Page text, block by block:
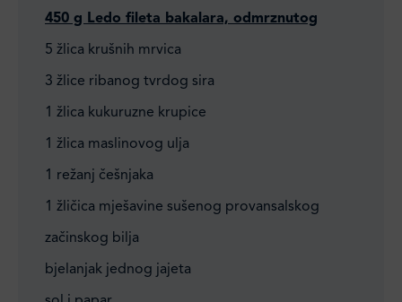
450 g Ledo fileta bakalara, odmrznutog
5 žlica krušnih mrvica
3 žlice ribanog tvrdog sira
1 žlica kukuruzne krupice
1 žlica maslinovog ulja
1 režanj češnjaka
1 žličica mješavine sušenog provansalskog
začinskog bilja
bjelanjak jednog jajeta